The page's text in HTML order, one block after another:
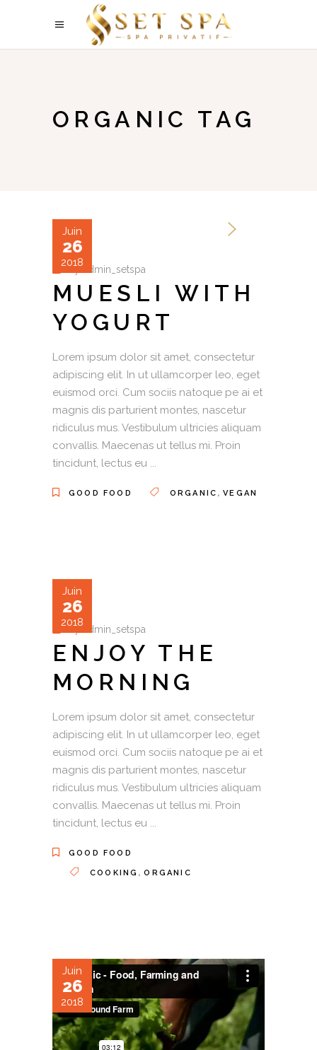
ORGANIC TAG
Juin
26
2018
by admin_setspa
MUESLI WITH
YOGURT
Lorem ipsum dolor sit amet, consectetur
adipiscing elit. In ut ullamcorper leo, eget
euismod orci. Cum sociis natoque pe ai et
magnis dis parturient montes, nascetur
ridiculus mus. Vestibulum ultricies aliquam
convallis. Maecenas ut tellus mi. Proin
tincidunt, lectus eu
GOOD FOOD ORGANIC ,VEGAN
Juin
26
2018
by admin_setspa
ENJOY THE
MORNING
Lorem ipsum dolor sit amet, consectetur
adipiscing elit. In ut ullamcorper leo, eget
euismod orci. Cum sociis natoque pe ai et
magnis dis parturient montes, nascetur
ridiculus mus. Vestibulum ultricies aliquam
convallis. Maecenas ut tellus mi. Proin
tincidunt, lectus eu
GOOD FOOD
COOKING ,ORGANIC
Juin
26
2018